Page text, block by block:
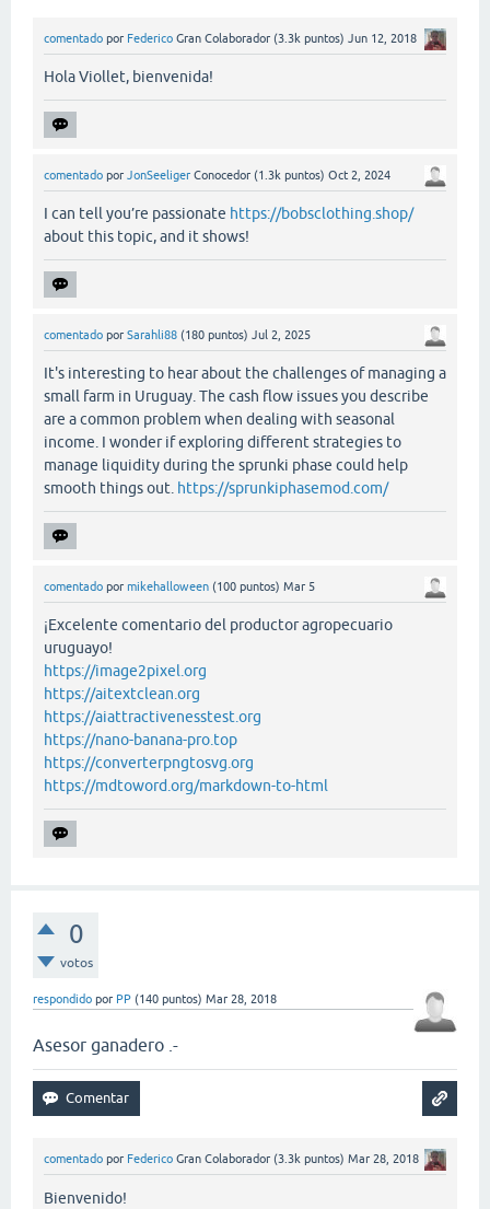
comentado por Federico Gran Colaborador (3.3k puntos) Jun 12, 2018
Hola Viollet, bienvenida!
comentado por JonSeeliger Conocedor (1.3k puntos) Oct 2, 2024
I can tell you’re passionate https://bobsclothing.shop/
about this topic, and it shows!
comentado por Sarahli88 (180 puntos) Jul 2, 2025
It's interesting to hear about the challenges of managing a
small farm in Uruguay. The cash flow issues you describe
are a common problem when dealing with seasonal
income. I wonder if exploring different strategies to
manage liquidity during the sprunki phase could help
smooth things out. https://sprunkiphasemod.com/
comentado por mikehalloween (100 puntos) Mar 5
¡Excelente comentario del productor agropecuario
uruguayo!
https://image2pixel.org
https://aitextclean.org
https://aiattractivenesstest.org
https://nano-banana-pro.top
https://converterpngtosvg.org
https://mdtoword.org/markdown-to-html
0
votos
respondido por PP (140 puntos) Mar 28, 2018
Asesor ganadero .-
comentado por Federico Gran Colaborador (3.3k puntos) Mar 28, 2018
Bienvenido!